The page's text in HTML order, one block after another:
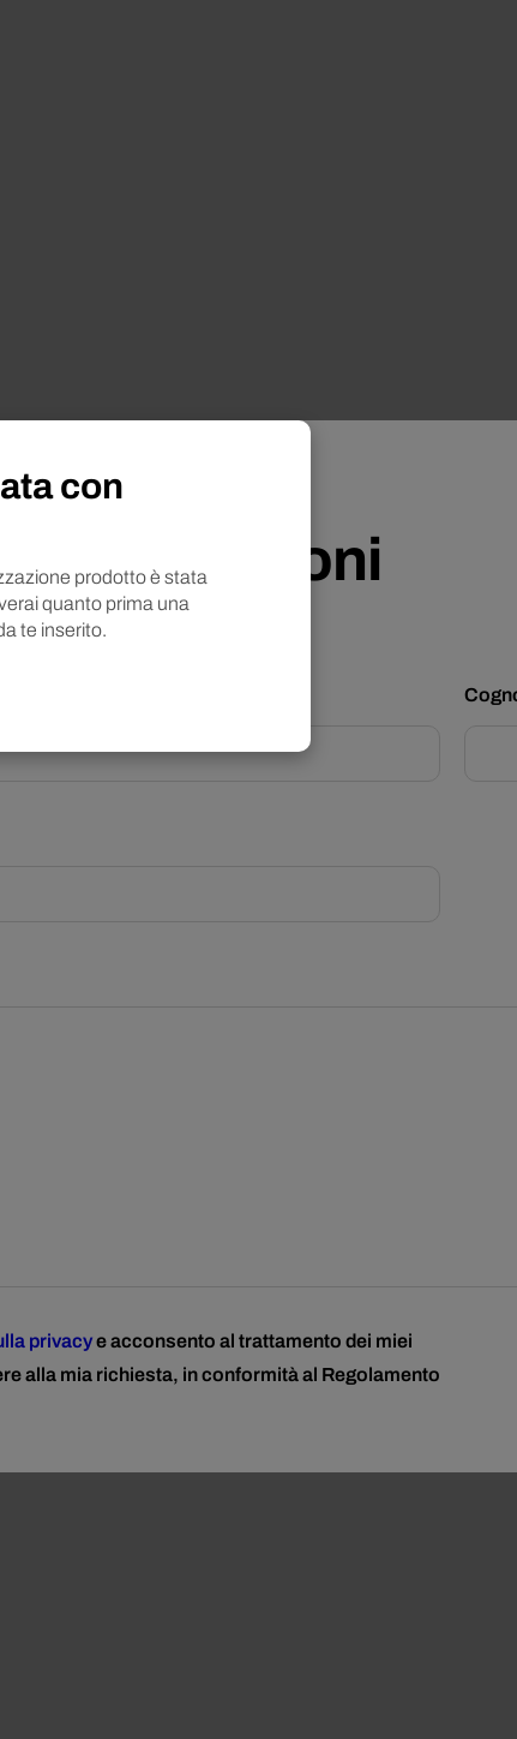
informazioni
per farro al naturale
privacye acconsento al trattamento dei miei
alla mia richiesta, in conformità al Regolamento
con
prodotto è stata
quanto prima una
te inserito.